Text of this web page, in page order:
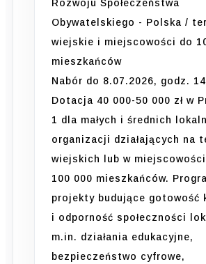
Rozwoju Społeczeństwa
Obywatelskiego - Polska /
wiejskie i miejscowości do
mieszkańców
Nabór do 8.07.2026, godz.
Dotacja 40 000-50 000 zł w
1 dla małych i średnich
organizacji działających na
wiejskich lub w
100 000 mieszkańców.
projekty budujące gotowość
i odporność społeczności
m.in. działania edukacyjne,
bezpieczeństwo cyfrowe,